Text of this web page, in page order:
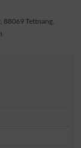
88069 Tettnang,